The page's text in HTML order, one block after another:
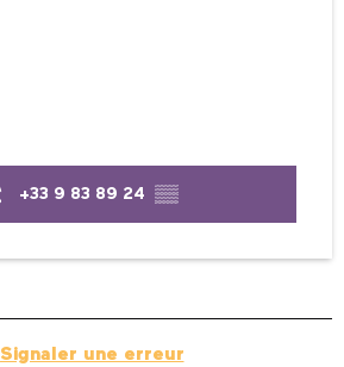
+33 9 83 89 24 ▒▒
Signaler une erreur